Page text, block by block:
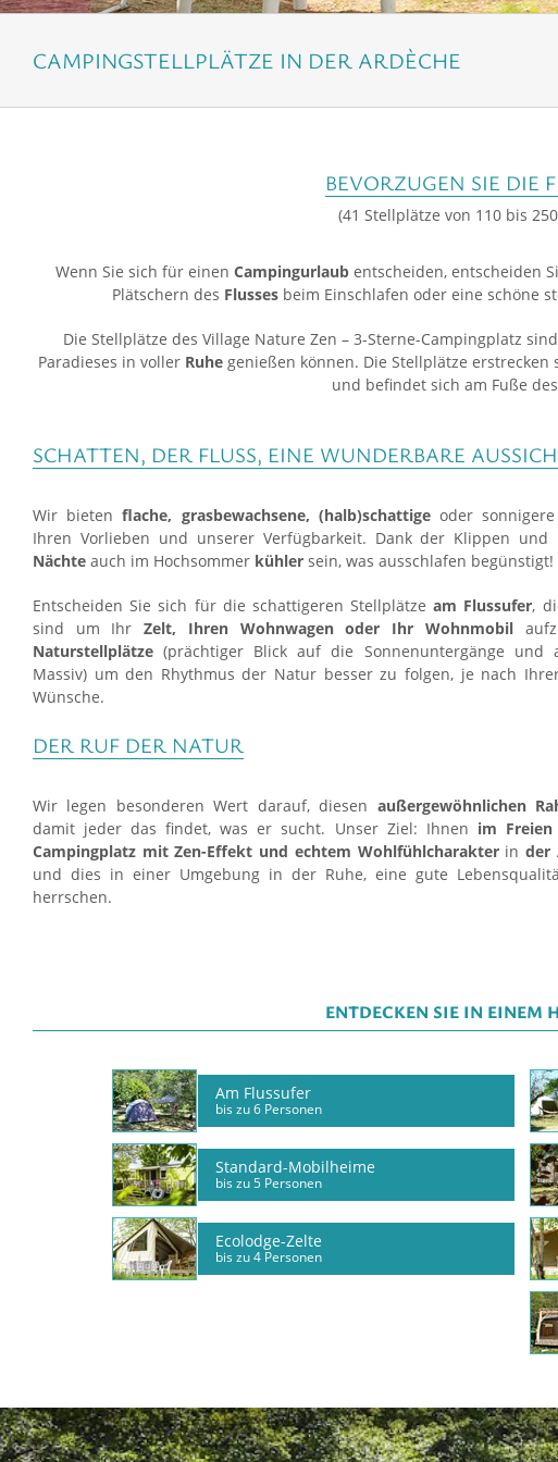
CAMPINGSTELLPLÄTZE IN DER ARDÈCHE
BEVORZUGEN SIE DIE
(41 Stellplätze von 110 bis
Wenn Sie sich für einen Campingurlaub entscheiden, entscheiden
Plätschern des Flusses beim Einschlafen oder eine schöne
Die Stellplätze des Village Nature Zen – 3-Sterne-Campingplatz
Paradieses in voller Ruhe genießen können. Die Stellplätze erstrecken
und befindet sich am Fuße
SCHATTEN, DER FLUSS, EINE WUNDERBARE
Wir bietenflache, grasbewachsene, (halb)schattigeoder
Ihren Vorlieben und unserer Verfügbarkeit. Dank der Klippen und
Nächte auch im Hochsommer kühler sein, was ausschlafen begünstigt!
Entscheiden Sie sich für die schattigeren Stellplätze am Flussufer,
sind um IhrZelt, Ihren Wohnwagen oder Ihr Wohnmobil
Naturstellplätze(prächtiger Blick auf die Sonnenuntergänge und
Massiv) um den Rhythmus der Natur besser zu folgen, je nach
Wünsche.
DER RUF DER NATUR
Wir legen besonderen Wert darauf, diesen außergewöhnlichen
damit jeder das findet, was er sucht. Unser Ziel: Ihnen im Freien
Campingplatz mit Zen-Effekt und echtem Wohlfühlcharakterin der
und dies in einer Umgebung in der Ruhe, eine gute
herrschen.
ENTDECKEN SIE IN EINEM
Am Flussufer
bis zu 6 Personen
Standard-Mobilheime
bis zu 5 Personen
Ecolodge-Zelte
bis zu 4 Personen